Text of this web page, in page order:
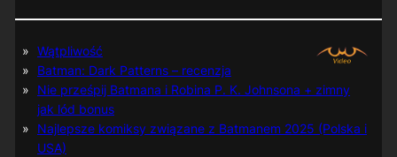
Wątpliwość
Batman: Dark Patterns – recenzja
Nie prześpij Batmana i Robina P. K. Johnsona + zimny
jak lód bonus
Najlepsze komiksy związane z Batmanem 2025 (Polska i
USA)